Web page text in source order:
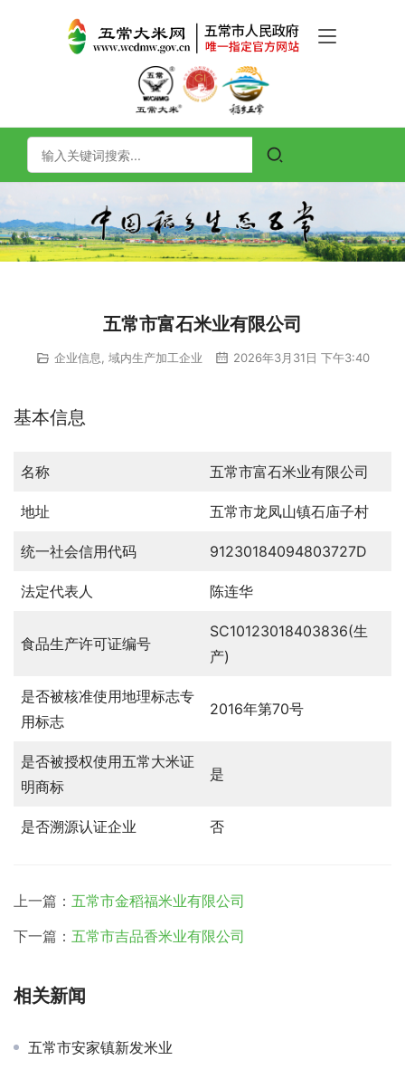
五常市富石米业有限公司
企业信息 域内生产加工企业 2026年3月31日 下午3:40
基本信息
名称 五常市富石米业有限公司
地址 五常市龙凤山镇石庙子村
统一社会信用代码 91230184094803727D
法定代表人 陈连华
食品生产许可证编号
SC10123018403836(生
产)
是否被核准使用地理标志专
用标志
2016年第70号
是否被授权使用五常大米证
明商标
是
是否溯源认证企业 否
上一篇： 五常市金稻福米业有限公司
下一篇： 五常市吉品香米业有限公司
相关新闻
五常市安家镇新发米业